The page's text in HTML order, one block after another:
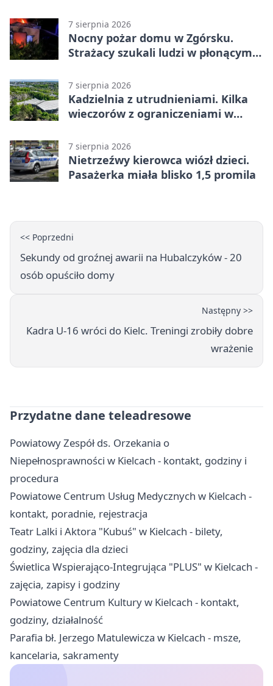
7 sierpnia 2026
Nocny pożar domu w Zgórsku.
Strażacy szukali ludzi w płonącym
7 sierpnia 2026
Kadzielnia z utrudnieniami. Kilka
wieczorów z ograniczeniami w
7 sierpnia 2026
Nietrzeźwy kierowca wiózł dzieci.
Pasażerka miała blisko 1,5 promila
<< Poprzedni
Sekundy od groźnej awarii na Hubalczyków - 20
osób opuściło domy
Następny >>
Kadra U-16 wróci do Kielc. Treningi zrobiły dobre
wrażenie
Przydatne dane teleadresowe
Powiatowy Zespół ds. Orzekania o
Niepełnosprawności w Kielcach - kontakt, godziny i
procedura
Powiatowe Centrum Usług Medycznych w Kielcach -
kontakt, poradnie, rejestracja
Teatr Lalki i Aktora "Kubuś" w Kielcach - bilety,
godziny, zajęcia dla dzieci
Świetlica Wspierająco-Integrująca "PLUS" w Kielcach -
zajęcia, zapisy i godziny
Powiatowe Centrum Kultury w Kielcach - kontakt,
godziny, działalność
Parafia bł. Jerzego Matulewicza w Kielcach - msze,
kancelaria, sakramenty